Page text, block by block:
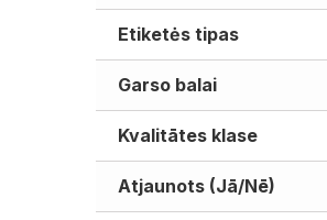
Etiketės tipas
Garso balai
Kvalitātes klase
Atjaunots (Jā/Nē)